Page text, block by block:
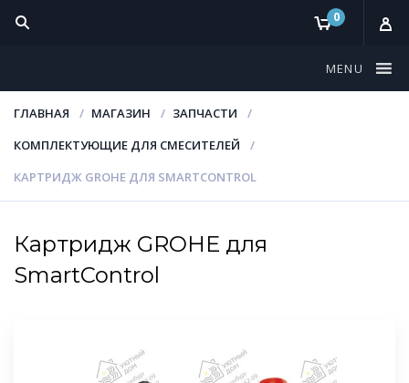
0
MENU
ГЛАВНАЯ МАГАЗИН
ЗАПЧАСТИ
КОМПЛЕКТУЮЩИЕ ДЛЯ СМЕСИТЕЛЕЙ
КАРТРИДЖ GROHE ДЛЯ SMARTCONTROL
Картридж GROHE для
SmartControl